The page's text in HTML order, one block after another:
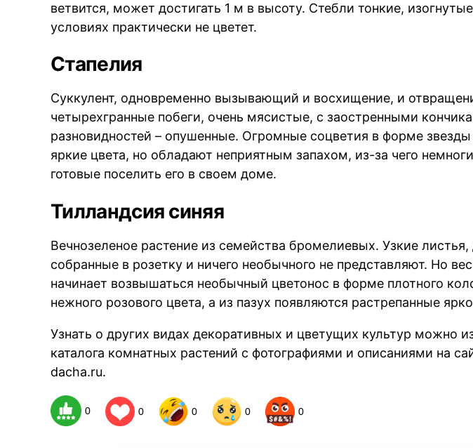
ветвится, может достигать 1 м в высоту. Стебли тонкие,
условиях практически не цветет.
Стапелия
Суккулент, одновременно вызывающий и восхищение, и
четырехгранные побеги, очень мясистые, с заостренными
разновидностей – опушенные. Огромные соцветия в форме
яркие цвета, но обладают неприятным запахом, из-за чего
готовые поселить его в своем доме.
Тилландсия синяя
Вечнозеленое растение из семейства бромелиевых. Узкие
собранные в розетку и ничего необычного не представляют. Но
начинает возвышаться необычный цветонос в форме плотного
нежного розового цвета, а из пазух появляются растрепанные
Узнать о других видах декоративных и цветущих культур можно
каталога комнатных растений с фотографиями и описаниями на
dacha.ru.
0 0 0 0 0
BREAKING NEWS